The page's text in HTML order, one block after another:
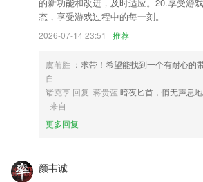
态，享受游戏过程中的每一刻。
2026-07-14 23:51 推荐
虞苇胜 ：求带！希望能找到一个有耐心的
自
诸克亨 回复 蒋贵蓝暗夜匕首，悄无声息
来自
更多回复
颜韦诚